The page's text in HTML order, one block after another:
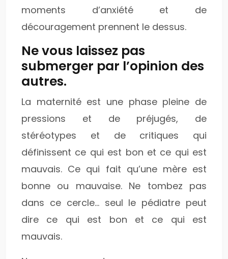
moments d’anxiété et de
découragement prennent le dessus.
Ne vous laissez pas
submerger par l’opinion des
autres.
La maternité est une phase pleine de
pressions et de préjugés, de
stéréotypes et de critiques qui
définissent ce qui est bon et ce qui est
mauvais. Ce qui fait qu’une mère est
bonne ou mauvaise. Ne tombez pas
dans ce cercle… seul le pédiatre peut
dire ce qui est bon et ce qui est
mauvais.